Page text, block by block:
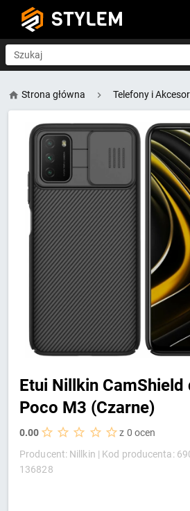
STYLEM
Szukaj
Strona główna Telefony i
Etui Nillkin CamShield
Poco M3 (Czarne)
0.00
z 0 ocen
Producent: Nillkin | Kod producenta:
136828